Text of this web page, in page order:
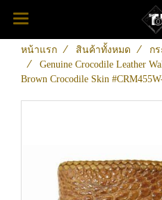
หน้าแรก สินค้าทั้งหมด
ก
Genuine Crocodile Leather
Brown Crocodile Skin